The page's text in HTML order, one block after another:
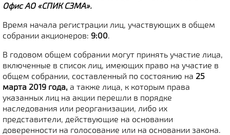
Офис АО «СПИК СЗМА».
Время начала регистрации лиц, участвующих в общем
собрании акционеров: 9:00.
В годовом общем собрании могут принять участие лица,
включенные в список лиц, имеющих право на участие в
общем собрании, составленный по состоянию на 25
марта 2019 года, а также лица, к которым права
указанных лиц на акции перешли в порядке
наследования или реорганизации, либо их
представители, действующие на основании
доверенности на голосование или на основании закона.